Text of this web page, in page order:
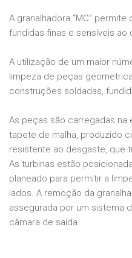
A granalhadora “MC”
fundidas finas e sensíveis ao
A utilização de um maior
limpeza de peças
construções soldadas,
As peças são carregadas na
tapete de malha, produzido
resistente ao desgaste, que
As turbinas estão
planeado para permitir a
lados. A remoção da
assegurada por um sistema
câmara de saída.